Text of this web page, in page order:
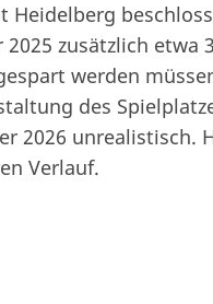
Heidelberg
zusätzlich etwa
werden
des
2026 unrealistisch.
Verlauf.